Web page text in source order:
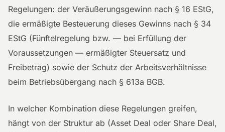
Regelungen: der Veräußerungsgewinn nach § 16 EStG,
die ermäßigte Besteuerung dieses Gewinns nach § 34
EStG (Fünftelregelung bzw. — bei Erfüllung der
Voraussetzungen — ermäßigter Steuersatz und
Freibetrag) sowie der Schutz der Arbeitsverhältnisse
beim Betriebsübergang nach § 613a BGB.
In welcher Kombination diese Regelungen greifen,
hängt von der Struktur ab (Asset Deal oder Share Deal,